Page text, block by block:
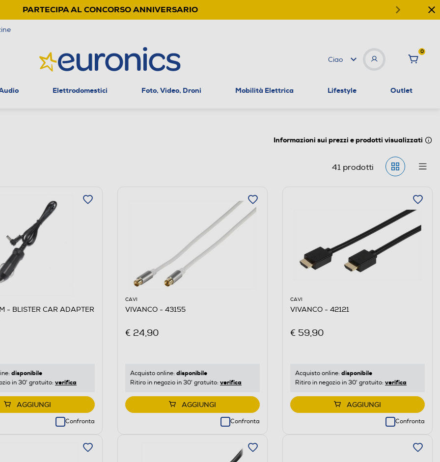
PARTECIPA AL CONCORSO ANNIVERSARIO
Ciao
0
Elettrodomestici Foto, Video, Droni Mobilità Elettrica Lifestyle Outlet
Informazioni sui prezzi e prodotti visualizzati
41prodotti
- BLISTER CAR ADAPTER
disponibile
in 30' gratuito: verifica
AGGIUNGI
Confronta
CAVI
VIVANCO - 43155
€ 24,90
Acquisto online: disponibile
Ritiro in negozio in 30' gratuito: verifica
AGGIUNGI
Confronta
CAVI
VIVANCO - 42121
€ 59,90
Acquisto online: disponibile
Ritiro in negozio in 30' gratuito: verifica
AGGIUNGI
Confronta